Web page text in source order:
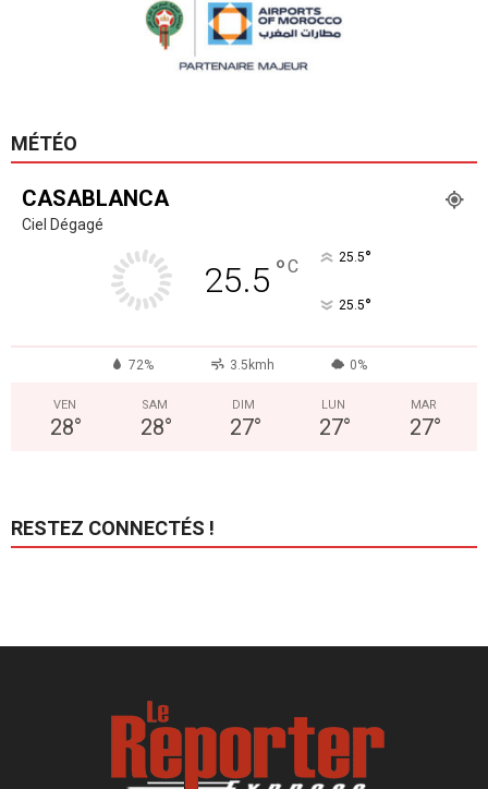
MÉTÉO
CASABLANCA
Ciel Dégagé
25.5 °C 25.5°
25.5°
72% 3.5kmh 0%
VEN
28°
SAM
28°
DIM
27°
LUN
27°
MAR
27°
RESTEZ CONNECTÉS !